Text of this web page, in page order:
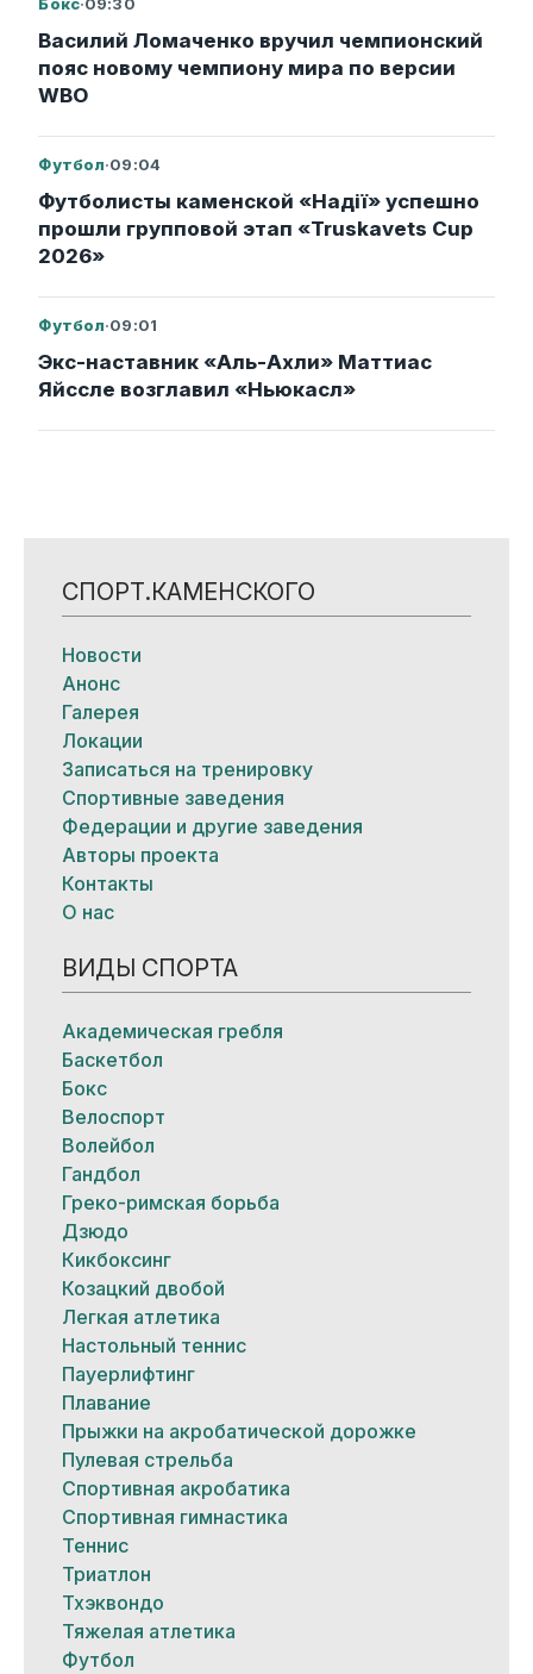
Василий Ломаченко вручил чемпионский
пояс новому чемпиону мира по версии
WBO
Футбол·09:04
Футболисты каменской «Надії» успешно
прошли групповой этап «Truskavets Cup
2026»
Футбол·09:01
Экс-наставник «Аль-Ахли» Маттиас
Яйссле возглавил «Ньюкасл»
СПОРТ.КАМЕНСКОГО
Новости
Анонс
Галерея
Локации
Записаться на тренировку
Спортивные заведения
Федерации и другие заведения
Авторы проекта
Контакты
О нас
ВИДЫ СПОРТА
Академическая гребля
Баскетбол
Бокс
Велоспорт
Волейбол
Гандбол
Греко-римская борьба
Дзюдо
Кикбоксинг
Козацкий двобой
Легкая атлетика
Настольный теннис
Пауерлифтинг
Плавание
Прыжки на акробатической дорожке
Пулевая стрельба
Спортивная акробатика
Спортивная гимнастика
Теннис
Триатлон
Тхэквондо
Тяжелая атлетика
Футбол